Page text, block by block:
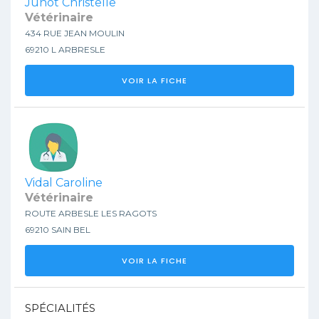
Vétérinaire
434 RUE JEAN MOULIN
69210 L ARBRESLE
VOIR LA FICHE
Vidal Caroline
Vétérinaire
ROUTE ARBESLE LES RAGOTS
69210 SAIN BEL
VOIR LA FICHE
SPÉCIALITÉS